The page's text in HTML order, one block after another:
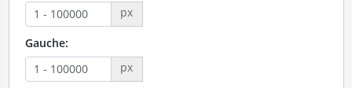
px
Gauche:
px